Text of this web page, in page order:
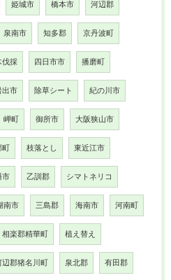
姫城市 橋本市 河辺郡
泉南市 知多郡 京丹波町
伐採 四日市市 播磨町
出市 除草シート 紀の川市
岬町 御所市 大阪狭山市
枝落とし 東近江市
市 乙訓郡 シマトネリコ
南市 三島郡 海南市 河南町
相楽郡精華町 植え替え
辺郡猪名川町 泉北郡 有田郡